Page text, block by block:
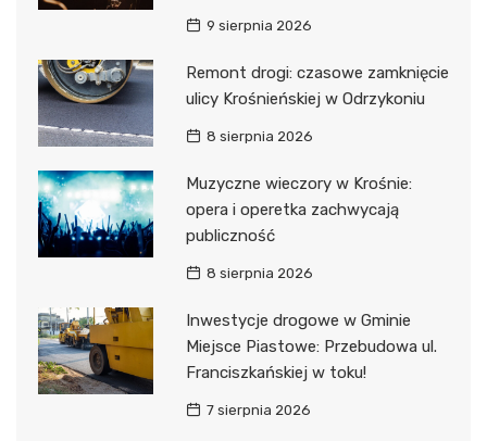
9 sierpnia 2026
Remont drogi: czasowe zamknięcie
ulicy Krośnieńskiej w Odrzykoniu
8 sierpnia 2026
Muzyczne wieczory w Krośnie:
opera i operetka zachwycają
publiczność
8 sierpnia 2026
Inwestycje drogowe w Gminie
Miejsce Piastowe: Przebudowa ul.
Franciszkańskiej w toku!
7 sierpnia 2026